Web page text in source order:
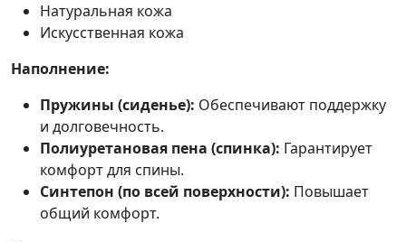
Натуральная кожа
Искусственная кожа
Наполнение:
Пружины (сиденье): Обеспечивают поддержку
и долговечность.
Полиуретановая пена (спинка): Гарантирует
комфорт для спины.
Синтепон (по всей поверхности): Повышает
общий комфорт.